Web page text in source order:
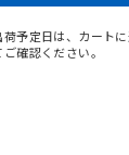
予定日は、カート
確認ください。